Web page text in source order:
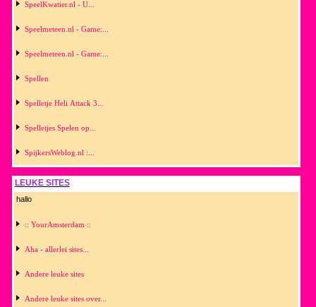
SpeelKwatier.nl - U...
Speelmeteen.nl - Game:...
Speelmeteen.nl - Game:...
Spellen
Spelletje Heli Attack 3...
Spelletjes Spelen op...
SpijkersWeblog.nl :...
LEUKE SITES
hallo
:: YourAmsterdam ::
Aha - allerlei sites...
Andere leuke sites
Andere leuke sites over...